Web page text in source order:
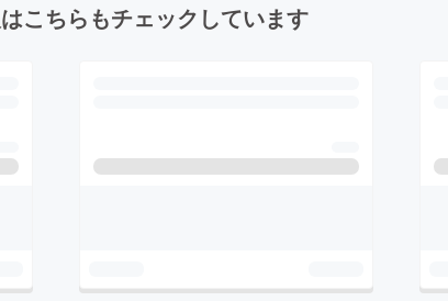
こちらもチェックしています